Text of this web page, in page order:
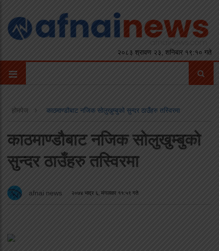
२०८३ श्रावण २३, शनिबार १९:१० गते
होमपेज काठमाण्डौबाट नजिक सोलुखुम्बुको सुन्दर ठाउँहरु तस्विरमा
काठमाण्डौबाट नजिक सोलुखुम्बुको
सुन्दर ठाउँहरु तस्विरमा
afnai news २०७४ भाद्र ६, मंगलवार ११:५९ गते